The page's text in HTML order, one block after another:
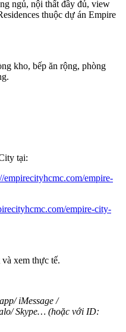
ngủ, nội thất đầy đủ, view
thuộc dự án Empire
kho, bếp ăn rộng, phòng
tại:
empirecityhcmc.com/empire-
empire-city-
xem thực tế.
/iMessage /
/ Skype… (hoặc với ID: